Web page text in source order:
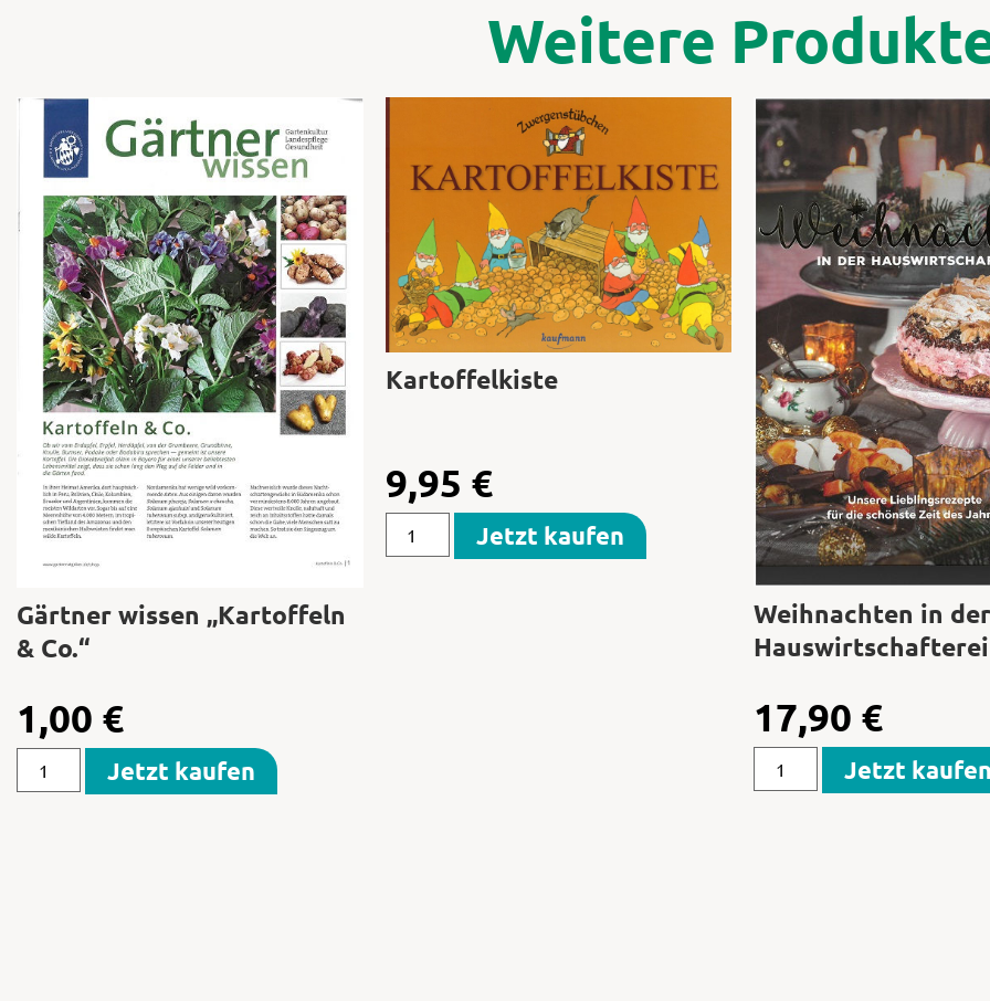
Weitere
Gärtner wissen „Kartoffeln
& Co.“
1,00 €
Jetzt kaufen
Kartoffelkiste
9,95 €
Jetzt kaufen
Weihnachten in der
Hauswirtschafterei
17,90 €
Jetzt